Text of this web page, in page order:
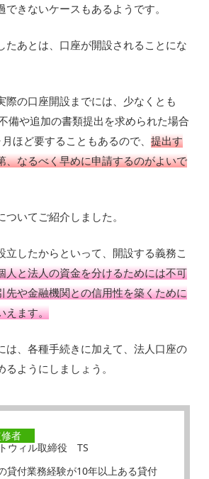
きないケースもあるようです。
たあとは、口座が開設されることにな
際の口座開設までには、少なくとも
備や追加の書類提出を求められた場合
ほど要することもあるので、提出す
、なるべく早めに申請するのがよいで
いてご紹介しました。
立したからといって、開設する義務こ
人と法人の資金を分けるためには不可
先や金融機関との信用性を築くために
えます。
は、各種手続きに加えて、法人口座の
ようにしましょう。
者
ウィル取締役 TS
貸付業務経験が10年以上ある貸付